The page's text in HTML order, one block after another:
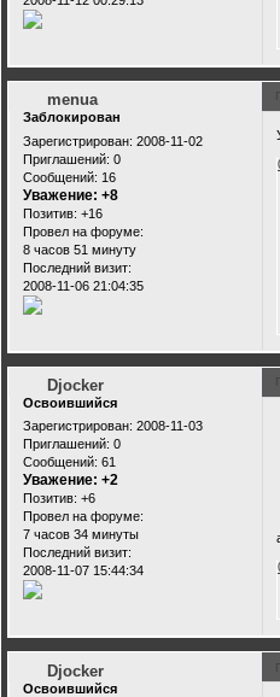
menua
Заблокирован
Зарегистрирован: 2008-11-02
Приглашений: 0
Сообщений: 16
Уважение: +8
Позитив: +16
Провел на форуме:
8 часов 51 минуту
Последний визит:
2008-11-06 21:04:35
Djocker
Освоившийся
Зарегистрирован: 2008-11-03
Приглашений: 0
Сообщений: 61
Уважение: +2
Позитив: +6
Провел на форуме:
7 часов 34 минуты
Последний визит:
2008-11-07 15:44:34
Djocker
Освоившийся